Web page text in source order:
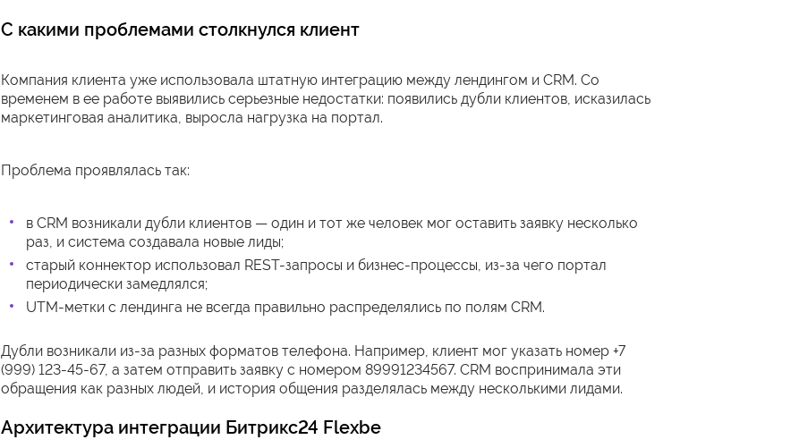
С какими проблемами столкнулся клиент
Компания клиента уже использовала штатную интеграцию между лендингом и CRM. Со
временем в ее работе выявились серьезные недостатки: появились дубли клиентов, исказилась
маркетинговая аналитика, выросла нагрузка на портал.
Проблема проявлялась так:
в CRM возникали дубли клиентов — один и тот же человек мог оставить заявку несколько
раз, и система создавала новые лиды;
старый коннектор использовал REST-запросы и бизнес-процессы, из-за чего портал
периодически замедлялся;
UTM-метки с лендинга не всегда правильно распределялись по полям CRM.
Дубли возникали из-за разных форматов телефона. Например, клиент мог указать номер +7
(999) 123-45-67, а затем отправить заявку с номером 89991234567. CRM воспринимала эти
обращения как разных людей, и история общения разделялась между несколькими лидами.
Архитектура интеграции Битрикс24 Flexbe